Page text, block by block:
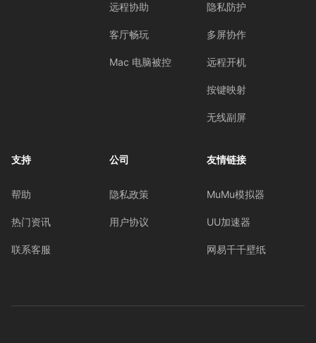
远程协助
客厅畅玩
Mac 电脑被控
隐私防护
多屏协作
远程开机
按键映射
无线副屏
支持
帮助
热门资讯
联系客服
公司
隐私政策
用户协议
友情链接
MuMu模拟器
UU加速器
网易千千壁纸